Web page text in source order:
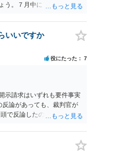
う。７月中にアカウントが
で相手方が認めれば負担さ
認められる場合と認められ
いいですか
役にたった 7
示請求はいずれも要件事実
論があっても、裁判官が
で反論したのは、仮処分は
知識が不可欠ですが、それ